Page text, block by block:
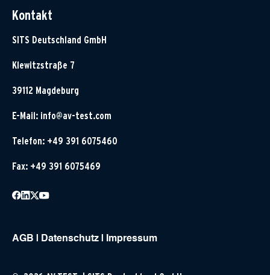
Kontakt
SITS Deutschland GmbH
Klewitzstraße 7
39112 Magdeburg
E-Mail: info@av-test.com
Telefon: +49 391 6075460
Fax: +49 391 6075469
AGB Datenschutz Impressum